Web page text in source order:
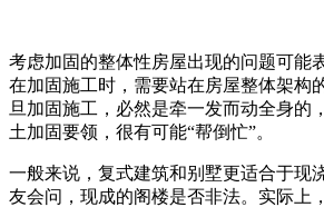
考虑加固的整体性房屋出现的问题可能
在加固施工时，需要站在房屋整体架构
旦加固施工，必然是牵一发而动全身的
土加固要领，很有可能“帮倒忙”。
一般来说，复式建筑和别墅更适合于现
友会问，现成的阁楼是否非法。实际上